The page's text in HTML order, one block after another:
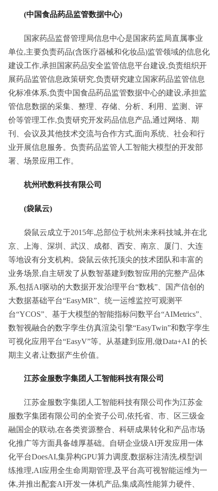
(中国食品药品监管数据中心)
国家药品监督管理局信息中心是国家药监局直属事业
单位,主要负责药品(含医疗器械和化妆品)监管领域的信息化
建设工作,承担国家药品安全监管信息平台建设,负责组织开
展药品监管信息政策研究,负责研究建立国家药品监管信息
化标准体系,负责中国食品药品监管数据中心的建设,承担监
管信息数据的采集、整理、存储、分析、利用、监测、评
价等管理工作,负责研究开发药品信息产品,通过网络、期
刊、会议及其他技术交流与合作方式,面向系统、社会和行
业开展信息服务。负责药品监管人工智能大模型的开发部
署、场景应用工作。
杭州玳数科技有限公司
(袋鼠云)
袋鼠云成立于2015年,总部位于杭州未来科技城,并在北
京、上海、深圳、武汉、成都、西安、南京、厦门、大连
等地设有分支机构。袋鼠云依托顶尖的技术团队和丰富的
业务场景,自主研发了从数智基建到数智应用的完整产品体
系,包括AI驱动的大数据开发治理平台“数栈”、国产信创的
大数据基础平台“EasyMR”、统一运维监控可观测平
台“YCOS”、基于大模型的智能指标问数平台“AIMetrics”、
数智视融合的数字孪生仿真渲染引擎“EasyTwin”和数字孪生
可视化应用平台“EasyV”等。从基建到应用,做Data+AI 的长
期主义者,让数据产生价值。
江苏金服数字集团人工智能科技有限公司
江苏金服数字集团人工智能科技有限公司作为江苏金
服数字集团有限公司的全资子公司,依托省、市、区三级金
融国企的联动,在各类资源整合、科研成果转化和产品市场
化推广等方面具备雄厚基础。自研企业级AI开发应用一体
化平台DoesAI,集异构GPU算力调度,数据标注清洗,模型训
练推理,AI应用全生命周期管理,及平台高可视智能运维为一
体,并推出配套AI开发一体机产品,集成高性能算力硬件、